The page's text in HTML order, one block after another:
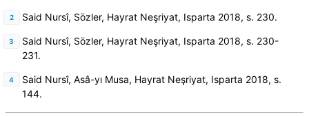
Said Nursî, Sözler, Hayrat Neşriyat, Isparta 2018, s. 230.
Said Nursî, Sözler, Hayrat Neşriyat, Isparta 2018, s. 230-
231.
Said Nursî, Asâ-yı Musa, Hayrat Neşriyat, Isparta 2018, s.
144.